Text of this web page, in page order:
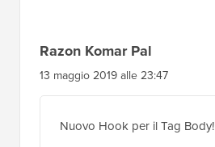
Razon Komar Pal
13 maggio 2019 alle 23:47
Nuovo Hook per il Tag Body!